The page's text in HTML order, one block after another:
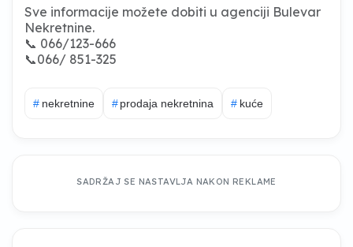
Sve informacije možete dobiti u agenciji Bulevar
Nekretnine.
📞 066/123-666
📞066/ 851-325
# nekretnine # prodaja nekretnina # kuće
SADRŽAJ SE NASTAVLJA NAKON REKLAME